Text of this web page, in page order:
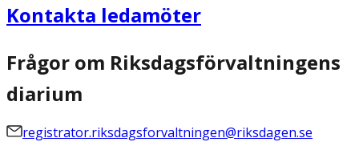
Kontakta ledamöter
Frågor om Riksdagsförvaltningens
diarium
registrator.riksdagsforvaltningen@riksdagen.se